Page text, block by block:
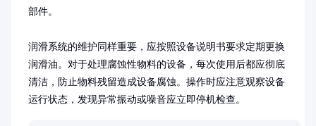
部件。
润滑系统的维护同样重要，应按照设备说明书要求定期更换
润滑油。对于处理腐蚀性物料的设备，每次使用后都应彻底
清洁，防止物料残留造成设备腐蚀。操作时应注意观察设备
运行状态，发现异常振动或噪音应立即停机检查。